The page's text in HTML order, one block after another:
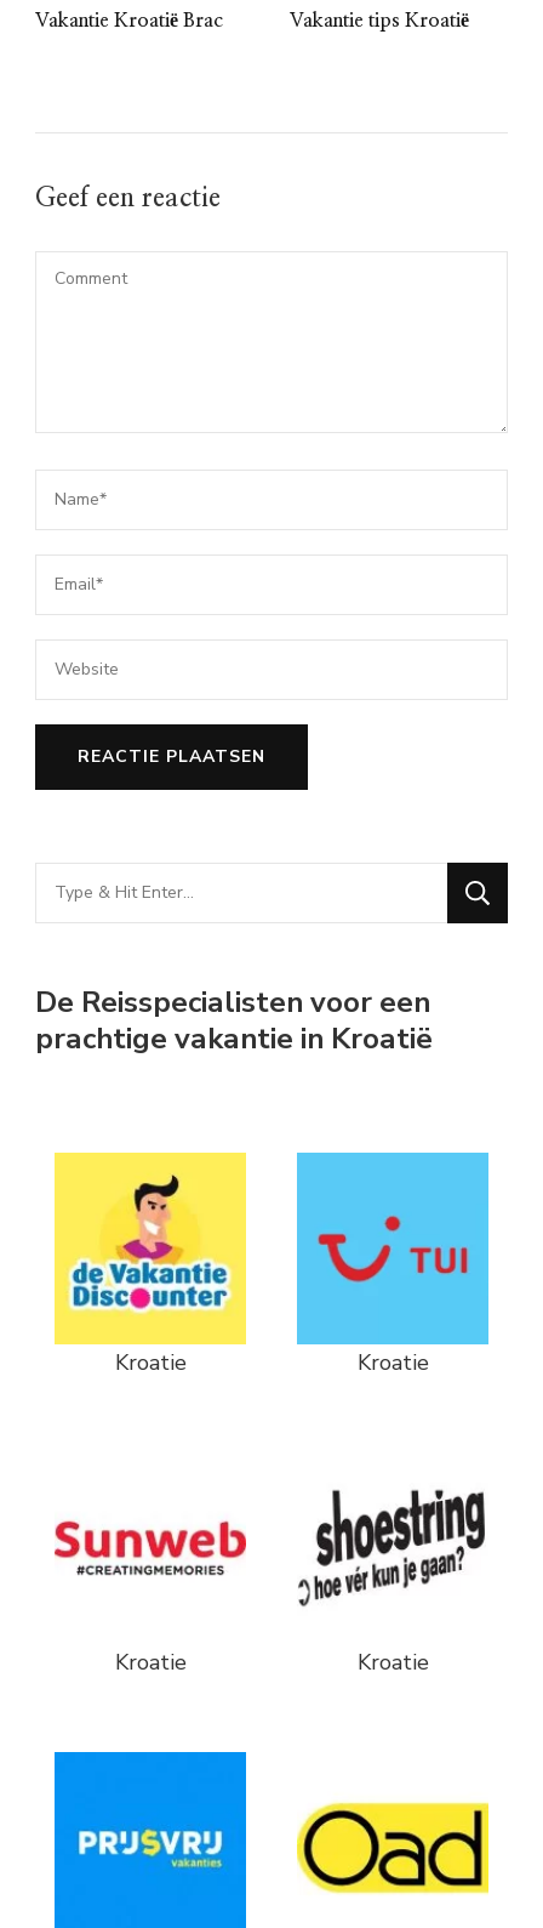
Vakantie Kroatië Brac Vakantie tips Kroatië
Geef een reactie
Looking
for
De Reisspecialisten voor een
prachtige vakantie in Kroatië
Kroatie Kroatie
Kroatie Kroatie